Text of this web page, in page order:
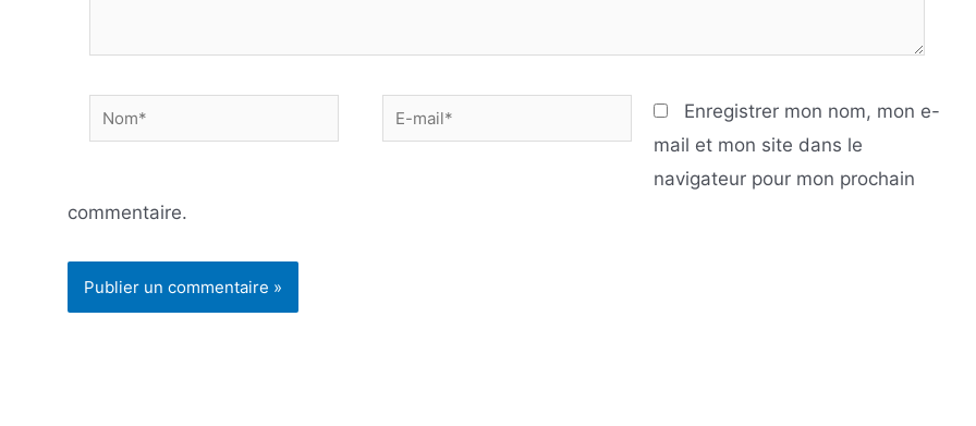
Nom*
E-
mail*
Enregistrer mon nom, mon e-
mail et mon site dans le
navigateur pour mon prochain
commentaire.